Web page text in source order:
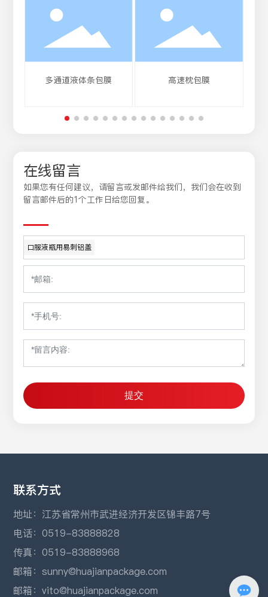
多通道液体条包膜 高速枕包膜
在线留言
如果您有任何建议，请留言或发邮件给我们，我们会在收到
留言邮件后的1个工作日给您回复。
口服液瓶用易刺铝盖
提交
联系方式
地址：江苏省常州市武进经济开发区锦丰路7号
电话：0519-83888828
传真：0519-83888968
邮箱：sunny@huajianpackage.com
邮箱：vito@huajianpackage.com